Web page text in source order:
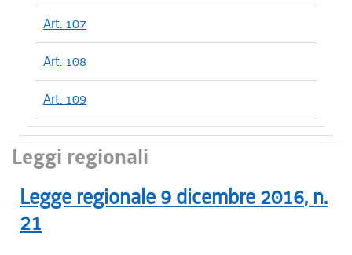
Art. 107
Art. 108
Art. 109
Leggi regionali
Legge regionale 9 dicembre 2016, n.
21